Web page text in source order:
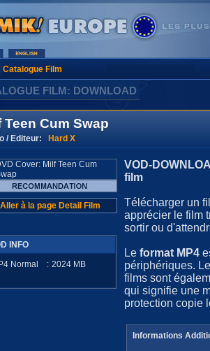
Catalogue Film
FILM: DOWNLOAD
Teen Cum Swap
/ Editeur: Hard X
Aller à la page Detail Film
INFO
Normal
: 2024 MB
VOD-
film
Télécharger un
apprécier le film
sortir ou
Le format MP4
périphériques.
films sont
qui signifie une
protection copie
Informations